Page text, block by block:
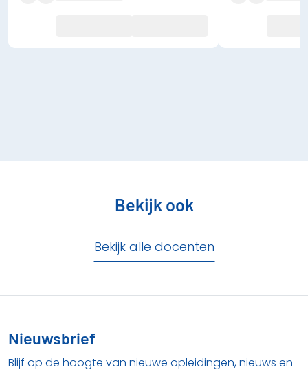
Bekijk ook
Bekijk alle docenten
Nieuwsbrief
Blijf op de hoogte van nieuwe opleidingen, nieuws en